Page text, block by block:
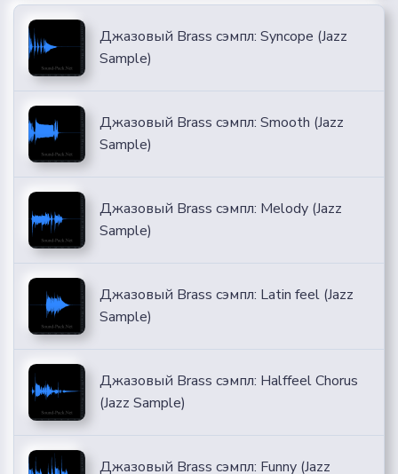
Джазовый Brass сэмпл: Syncope (Jazz
Sample)
Джазовый Brass сэмпл: Smooth (Jazz
Sample)
Джазовый Brass сэмпл: Melody (Jazz
Sample)
Джазовый Brass сэмпл: Latin feel (Jazz
Sample)
Джазовый Brass сэмпл: Halffeel Chorus
(Jazz Sample)
Джазовый Brass сэмпл: Funny (Jazz